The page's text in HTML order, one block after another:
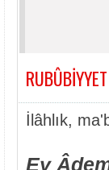
İlâhlık,
Ey